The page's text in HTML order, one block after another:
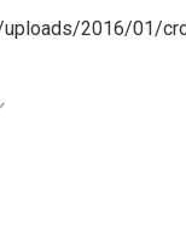
2016/01/